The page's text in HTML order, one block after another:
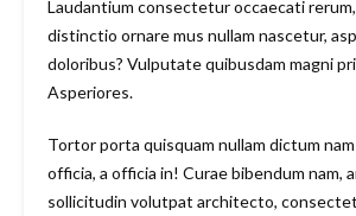
Laudantium consectetur occaecati
distinctio ornare mus nullam nascetur,
doloribus? Vulputate quibusdam magni
Asperiores.
Tortor porta quisquam nullam dictum
officia, a officia in! Curae bibendum nam,
sollicitudin volutpat architecto,